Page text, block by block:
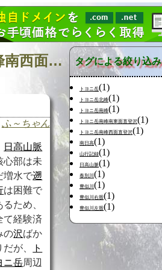
日記の検索 [タグ:トヨニ岳北峰東面直登沢 トヨニ岳北峰南西面直登沢 日高幌別川 北海道中南部] 01～01(01件中)
ふ～ちゃん
日高山脈
心部は未
増水で遡
は困難で
るため、
て経験済
の沢ばか
だが、
ト
ニ岳周辺
タグによる絞り込み
トヨニ岳(1)
トヨニ岳北峰(1)
トヨニ岳南峰(1)
トヨニ岳南峰南東面直登沢(1)
トヨニ岳南峰西面直登沢(1)
南日高(1)
山行記録(1)
日高山脈(1)
春別川 (1)
豊似川 (1)
豊似川右股(1)
豊似川左股(1)